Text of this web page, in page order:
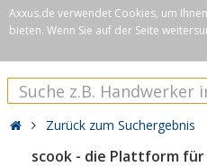
Axxus.de verwendet Cookies, um
bieten. Wenn Sie auf der Seite
Zurück zum Suchergebnis
scook - die Plattform